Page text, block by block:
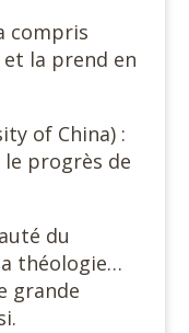
compris
la prend en
of China) :
le progrès de
du
théologie…
grande